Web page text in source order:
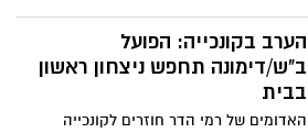
מרשימות.
הערב בקונכייה: הפועל
ב"ש/דימונה תחפש ניצחון ראשון
בבית
האדומים של רמי הדר חוזרים לקונכייה